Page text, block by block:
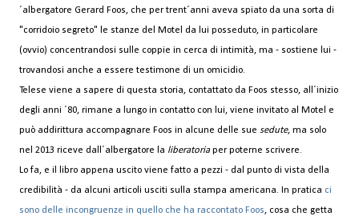
´albergatore Gerard Foos, che per trent´anni aveva spiato da una sorta di
"corridoio segreto" le stanze del Motel da lui posseduto, in particolare
(ovvio) concentrandosi sulle coppie in cerca di intimità, ma - sostiene lui -
trovandosi anche a essere testimone di un omicidio.
Telese viene a sapere di questa storia, contattato da Foos stesso, all´inizio
degli anni ´80, rimane a lungo in contatto con lui, viene invitato al Motel e
può addirittura accompagnare Foos in alcune delle sue sedute, ma solo
nel 2013 riceve dall´albergatore la liberatoriaper poterne scrivere.
Lo fa, e il libro appena uscito viene fatto a pezzi - dal punto di vista della
credibilità - da alcuni articoli usciti sulla stampa americana. In pratica ci
sono delle incongruenze in quello che ha raccontato Foos, cosa che getta